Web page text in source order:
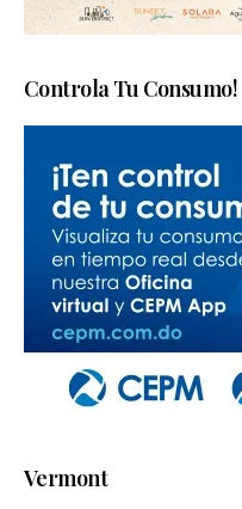
Controla Tu Consumo!
Vermont